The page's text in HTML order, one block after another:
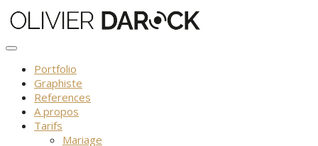
Skip
to
Portfolio
Graphiste
References
A propos
Tarifs
Mariage